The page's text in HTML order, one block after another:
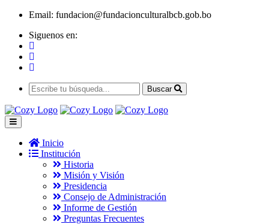
Email: fundacion@fundacionculturalbcb.gob.bo
Siguenos en:
Buscar
Inicio
Institución
Historia
Misión y Visión
Presidencia
Consejo de Administración
Informe de Gestión
Preguntas Frecuentes